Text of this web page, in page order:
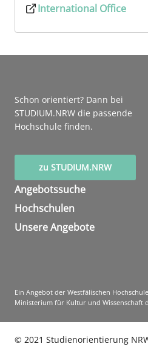
International Office
Schon orientiert? Dann bei
STUDIUM.NRW die passende
Hochschule finden.
zu STUDIUM.NRW
Angebotssuche
Hochschulen
Unsere Angebote
Ein Angebot der Westfälischen
Ministerium für Kultur und Wissenschaft
© 2021 Studienorientierung